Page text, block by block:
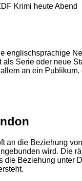
englischsprachige
Serie oder neue
an ein
an die Beziehung
wird. Die
die Beziehung unter